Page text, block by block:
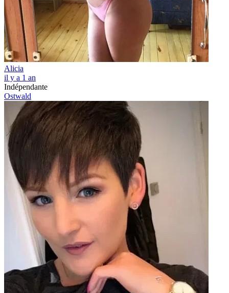
Alicia
il y a 1 an
Indépendante
Ostwald